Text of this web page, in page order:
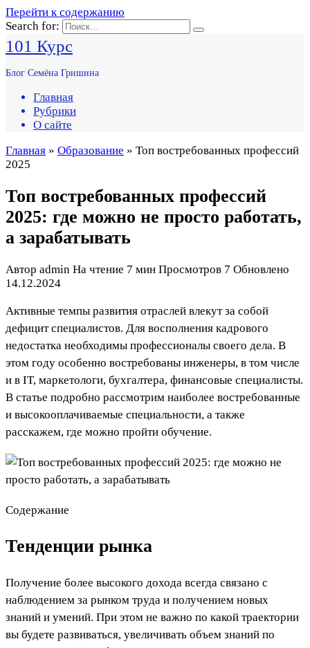
Перейти к содержанию
Search for:
101 Курс
Блог Семёна Гришина
Главная
Рубрики
О сайте
Главная » Образование » Топ востребованных профессий
2025
Топ востребованных профессий
2025: где можно не просто работать,
а зарабатывать
Автор admin На чтение 7 мин Просмотров 7 Обновлено
14.12.2024
Активные темпы развития отраслей влекут за собой
дефицит специалистов. Для восполнения кадрового
недостатка необходимы профессионалы своего дела. В
этом году особенно востребованы инженеры, в том числе
и в IT, маркетологи, бухгалтера, финансовые специалисты.
В статье подробно рассмотрим наиболее востребованные
и высокооплачиваемые специальности, а также
расскажем, где можно пройти обучение.
Содержание
Тенденции рынка
Получение более высокого дохода всегда связано с
наблюдением за рынком труда и получением новых
знаний и умений. При этом не важно по какой траектории
вы будете развиваться, увеличивать объем знаний по